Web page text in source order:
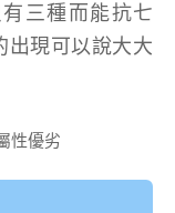
三種而能抗七
出現可以說大大